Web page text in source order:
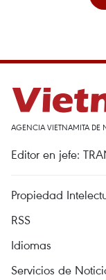
AGENCIA VIETNAMITA DE
Editor en jefe:
Propiedad
RSS
Idiomas
Servicios de